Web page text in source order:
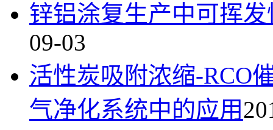
锌铝涂复生产中可挥
09-03
活性炭吸附浓缩-RCO
气净化系统中的应用